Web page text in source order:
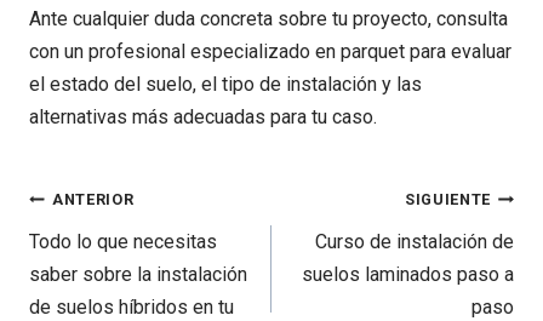
Ante cualquier duda concreta sobre tu proyecto, consulta
con un profesional especializado en parquet para evaluar
el estado del suelo, el tipo de instalación y las
alternativas más adecuadas para tu caso.
Navegación
de
entradas
ANTERIOR
Todo lo que necesitas
saber sobre la instalación
de suelos híbridos en tu
SIGUIENTE
Curso de instalación de
suelos laminados paso a
paso